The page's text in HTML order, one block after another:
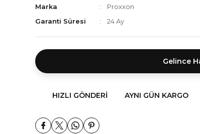
Marka
Proxxon
Garanti Süresi
24 Ay
Gelince
HIZLI GÖNDERI AYNI GÜN KARGO